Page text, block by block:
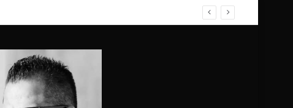
Terrazas